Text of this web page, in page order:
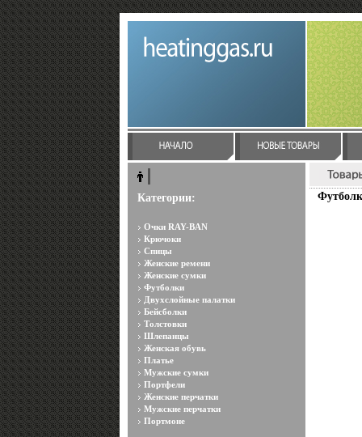
Категории:
Очки RAY-BAN
Крючоки
Спицы
Женские ремени
Женские сумки
Футболки
Двухслойные палатки
Бейсболки
Толстовки
Шлепанцы
Женская обувь
Платье
Мужские сумки
Портфели
Женские перчатки
Мужские перчатки
Портмоне